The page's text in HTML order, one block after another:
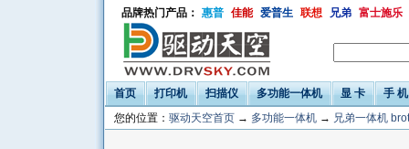
品牌热门产品： 惠普 佳能 爱普生 联想 兄弟 富士施乐
首页 打印机 扫描仪 多功能一体机 显 卡
手 机
您的位置： 驱动天空首页 → 多功能一体机 → 兄弟一体机